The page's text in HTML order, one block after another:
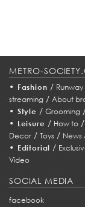
METRO-
• Fashion / Runway
streaming / About
• Style / Grooming
• Leisure / How to/
Decor / Toys / News
• Editorial /
Video
SOCIAL MEDIA
facebook